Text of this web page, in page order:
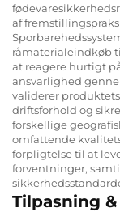
af
råmaterialeindkøb
at reagere hurtigt
ansvarlighed
validerer
driftsforhold og
forskellige
omfattende
forpligtelse til at
forventninger,
Tilpasning